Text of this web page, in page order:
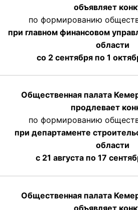
объявляет
по формированию
при главном финансовом
области
со 2 сентября по 1
Общественная палата
продлевает
по формированию
при департаменте
области
с 21 августа по 17
Общественная палата
объявляет